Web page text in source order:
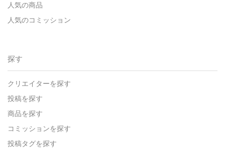
人気の商品
人気のコミッション
探す
クリエイターを探す
投稿を探す
商品を探す
コミッションを探す
投稿タグを探す